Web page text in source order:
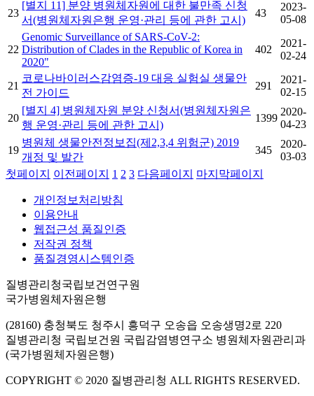
23
[별지 11] 분양 병원체자원에 대한 불만족 신청
서(병원체자원은행 운영·관리 등에 관한 고시)
43
2023-
05-08
22
Genomic Surveillance of SARS-CoV-2:
Distribution of Clades in the Republic of Korea in
2020"
402
2021-
02-24
21
코로나바이러스감염증-19 대응 실험실 생물안
전 가이드
291
2021-
02-15
20
[별지 4] 병원체자원 분양 신청서(병원체자원은
행 운영·관리 등에 관한 고시)
1399
2020-
04-23
19
병원체 생물안전정보집(제2,3,4 위험군) 2019
개정 및 발간
345
2020-
03-03
첫페이지
이전페이지 1 2 3 다음페이지 마지막페이지
개인정보처리방침
이용안내
웹접근성 품질인증
저작권 정책
품질경영시스템인증
질병관리청국립보건연구원
국가병원체자원은행
(28160) 충청북도 청주시 흥덕구 오송읍 오송생명2로 220
질병관리청 국립보건원 국립감염병연구소 병원체자원관리과
(국가병원체자원은행)
COPYRIGHT © 2020 질병관리청 ALL RIGHTS RESERVED.